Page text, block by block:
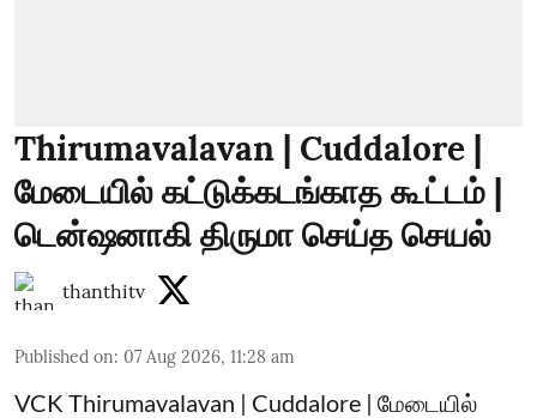
Thirumavalavan | Cuddalore |
மேடையில் கட்டுக்கடங்காத கூட்டம் |
டென்ஷனாகி திருமா செய்த செயல்
thanthitv
Published on: 07 Aug 2026, 11:28 am
VCK Thirumavalavan | Cuddalore | மேடையில்